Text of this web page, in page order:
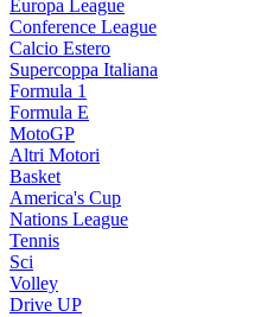
Europa League
Conference League
Calcio Estero
Supercoppa Italiana
Formula 1
Formula E
MotoGP
Altri Motori
Basket
America's Cup
Nations League
Tennis
Sci
Volley
Drive UP